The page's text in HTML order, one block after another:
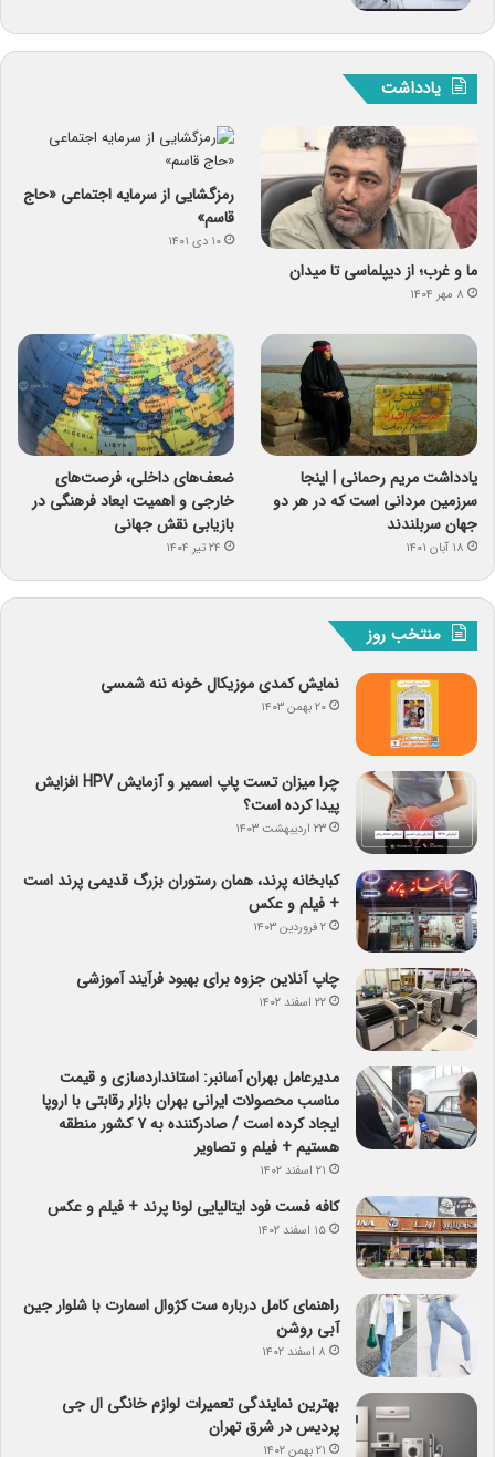
یادداشت
ما و غرب؛ از دیپلماسی تا میدان
۸ مهر ۱۴۰۴
رمزگشایی از سرمایه‌ اجتماعی «حاج
قاسم»
۱۰ دی ۱۴۰۱
یادداشت مریم رحمانی | اینجا
سرزمین مردانی است که در هر دو
جهان سربلندند
۱۸ آبان ۱۴۰۱
ضعف‌های داخلی، فرصت‌های
خارجی و اهمیت ابعاد فرهنگی در
بازیابی نقش جهانی
۲۴ تیر ۱۴۰۴
منتخب روز
نمایش کمدی موزیکال خونه ننه شمسی
۲۰ بهمن ۱۴۰۳
چرا میزان تست پاپ اسمیر و آزمایش HPV افزایش
پیدا کرده است؟
۲۳ اردیبهشت ۱۴۰۳
کبابخانه پرند، همان رستوران بزرگ قدیمی پرند است
+ فیلم و عکس
۲ فروردین ۱۴۰۳
چاپ آنلاین جزوه برای بهبود فرآیند آموزشی
۲۲ اسفند ۱۴۰۲
مدیرعامل بهران آسانبر: استانداردسازی و قیمت
مناسب محصولات ایرانی بهران بازار رقابتی با اروپا
ایجاد کرده است / صادرکننده به ۷ کشور منطقه
هستیم + فیلم و تصاویر
۲۱ اسفند ۱۴۰۲
کافه فست فود ایتالیایی لونا پرند + فیلم و عکس
۱۵ اسفند ۱۴۰۲
راهنمای کامل درباره ست کژوال اسمارت با شلوار جین
آبی روشن
۸ اسفند ۱۴۰۲
بهترین نمایندگی تعمیرات لوازم خانگی ال جی
پردیس در شرق تهران
۲۱ بهمن ۱۴۰۲